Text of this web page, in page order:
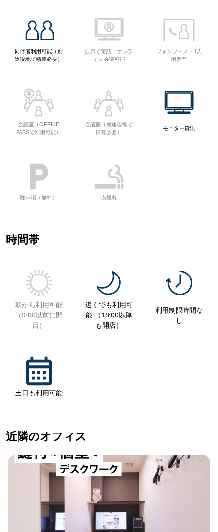
同伴者利用可能（別
途現地で精算必要）
自席で電話・オンラ
イン会議可能
フォンブース・1人
用個室
会議室（OFFICE
PASSで利用可能）
会議室（別途現地で
精算必要）
モニター貸出
駐車場（無料） 喫煙所
時間帯
朝から利用可能
（9:00以前に開
店）
遅くでも利用可
能 （18:00以降
も開店）
利用制限時間な
し
土日も利用可能
近隣のオフィス